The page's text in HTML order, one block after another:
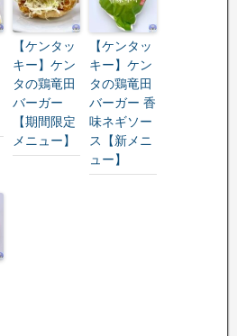
【ケンタッ
キー】ケン
タの鶏竜田
バーガー
【期間限定
メニュー】
【ケンタッ
キー】ケン
タの鶏竜田
バーガー 香
味ネギソー
ス【新メニ
ュー】